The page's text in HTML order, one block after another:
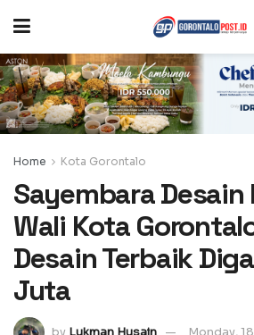
Home Kota Gorontalo
Sayembara Desain
Wali Kota
Desain Terbaik
Juta